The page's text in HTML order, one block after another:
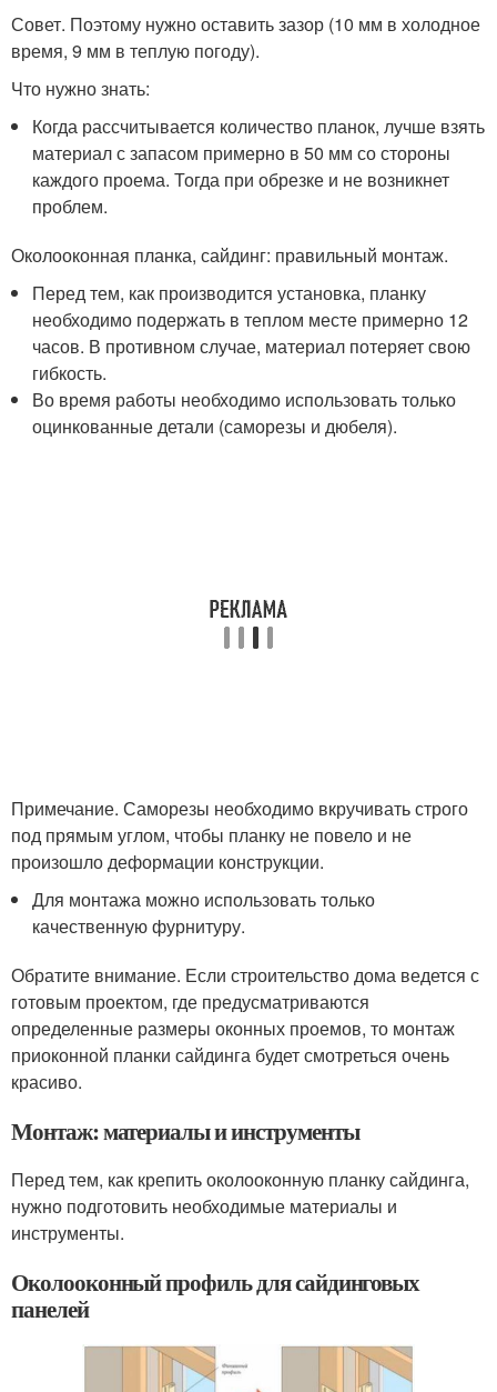
Совет. Поэтому нужно оставить зазор (10 мм в холодное
время, 9 мм в теплую погоду).
Что нужно знать:
Когда рассчитывается количество планок, лучше взять
материал с запасом примерно в 50 мм со стороны
каждого проема. Тогда при обрезке и не возникнет
проблем.
Околооконная планка, сайдинг: правильный монтаж.
Перед тем, как производится установка, планку
необходимо подержать в теплом месте примерно 12
часов. В противном случае, материал потеряет свою
гибкость.
Во время работы необходимо использовать только
оцинкованные детали (саморезы и дюбеля).
Примечание. Саморезы необходимо вкручивать строго
под прямым углом, чтобы планку не повело и не
произошло деформации конструкции.
Для монтажа можно использовать только
качественную фурнитуру.
Обратите внимание. Если строительство дома ведется с
готовым проектом, где предусматриваются
определенные размеры оконных проемов, то монтаж
приоконной планки сайдинга будет смотреться очень
красиво.
Монтаж: материалы и инструменты
Перед тем, как крепить околооконную планку сайдинга,
нужно подготовить необходимые материалы и
инструменты.
Околооконный профиль для сайдинговых
панелей